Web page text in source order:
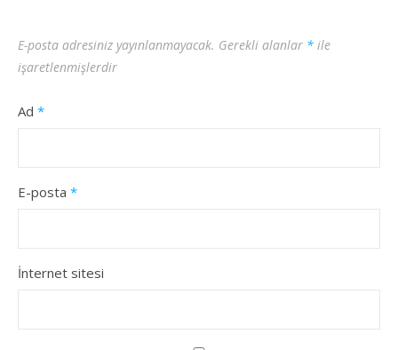
E-posta adresiniz yayınlanmayacak. Gerekli alanlar * ile
işaretlenmişlerdir
Ad *
E-posta *
İnternet sitesi